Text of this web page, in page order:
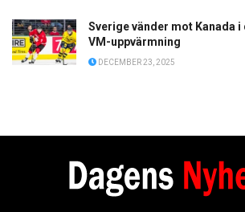
Sverige vänder mot Kanada
VM-uppvärmning
DECEMBER 23, 2025